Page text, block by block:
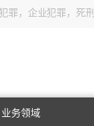
罪，企业犯罪，死
业务领域